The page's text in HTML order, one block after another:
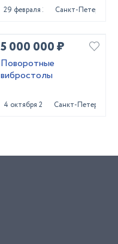
29 февраля 2024Санкт-Петербург
5 000 000 ₽
Поворотные
вибростолы
4 октября 2024Санкт-Петербург